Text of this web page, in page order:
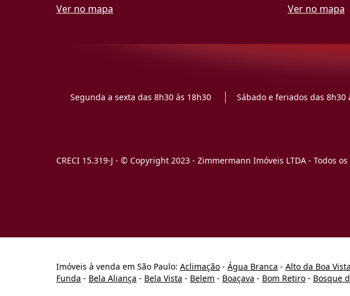
Ver no mapa
Ver no mapa
Segunda a sexta das 8h30 às 18h30 Sábado e feriados das 8h30
CRECI 15.319-J - © Copyright 2023 - Zimmermann Imóveis LTDA - Todos
Imóveis à venda em São Paulo: Aclimação - Água Branca - Alto da Boa Vista
Funda - Bela Aliança - Bela Vista - Belem - Boaçava - Bom Retiro - Bosque